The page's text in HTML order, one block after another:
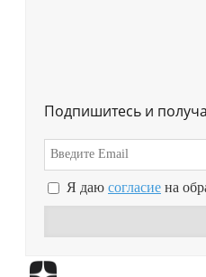
Подпишитесь и
Я даю согласие на